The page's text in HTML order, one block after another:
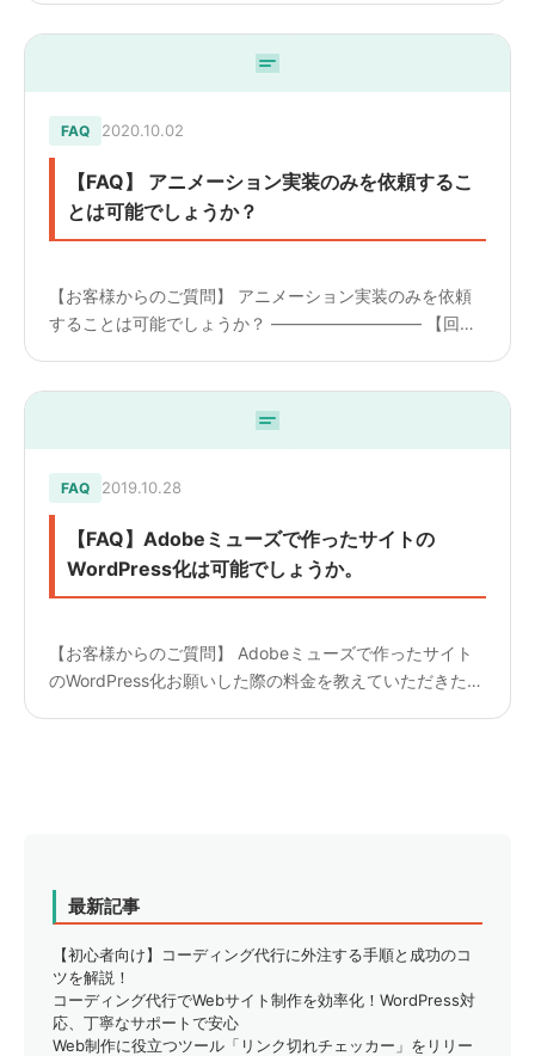
FAQ 2020.10.02
【FAQ】 アニメーション実装のみを依頼するこ
とは可能でしょうか？
【お客様からのご質問】 アニメーション実装のみを依頼
することは可能でしょうか？ ————————— 【回
FAQ 2019.10.28
【FAQ】Adobeミューズで作ったサイトの
WordPress化は可能でしょうか。
【お客様からのご質問】 Adobeミューズで作ったサイト
のWordPress化お願いした際の料金を教えていただきたい
最新記事
【初心者向け】コーディング代行に外注する手順と成功のコ
ツを解説！
コーディング代行でWebサイト制作を効率化！WordPress対
応、丁寧なサポートで安心
Web制作に役立つツール「リンク切れチェッカー」をリリー